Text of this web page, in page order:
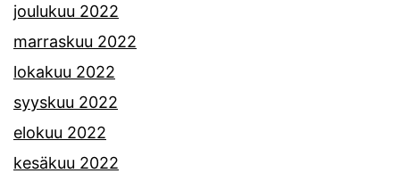
joulukuu 2022
marraskuu 2022
lokakuu 2022
syyskuu 2022
elokuu 2022
kesäkuu 2022